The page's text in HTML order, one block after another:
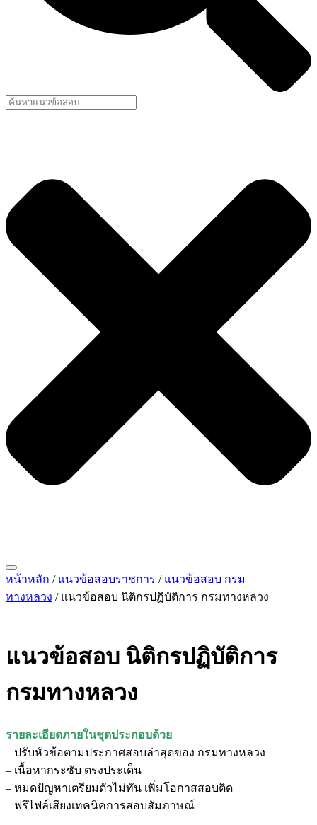
หน้าหลัก / แนวข้อสอบราชการ / แนวข้อสอบ กรม
ทางหลวง / แนวข้อสอบ นิติกรปฏิบัติการ กรมทางหลวง
แนวข้อสอบ นิติกรปฏิบัติการ
กรมทางหลวง
รายละเอียดภายในชุดประกอบด้วย
– ปรับหัวข้อตามประกาศสอบล่าสุดของ กรมทางหลวง
– เนื้อหากระชับ ตรงประเด็น
– หมดปัญหาเตรียมตัวไม่ทัน เพิ่มโอกาสสอบติด
– ฟรีไฟล์เสียงเทคนิคการสอบสัมภาษณ์